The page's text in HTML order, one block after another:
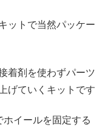
ットで当然パッケー
着剤を使わずパーツ
げていくキットです
イールを固定する